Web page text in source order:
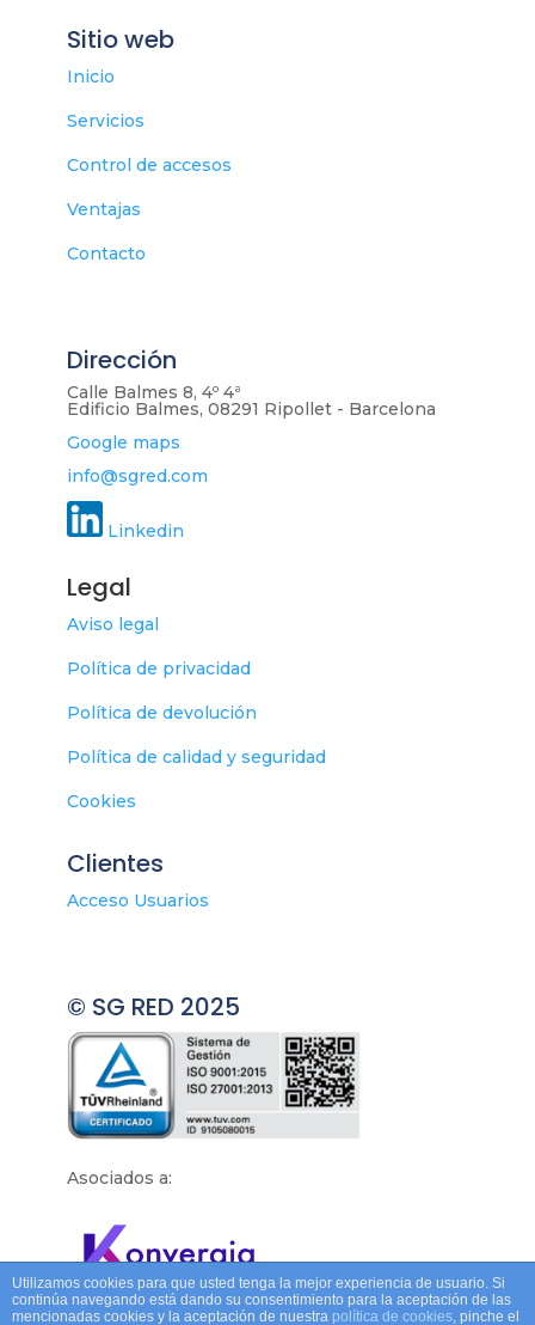
Sitio web
Inicio
Servicios
Control de accesos
Ventajas
Contacto
Dirección
Calle Balmes 8, 4º 4ª
Edificio Balmes, 08291 Ripollet - Barcelona
Google maps
info@sgred.com
Linkedin
Legal
Aviso legal
Política de privacidad
Política de devolución
Política de calidad y seguridad
Cookies
Clientes
Acceso Usuarios
© SG RED 2025
Asociados a:
Utilizamos cookies para que usted tenga la mejor experiencia de usuario. Si
continúa navegando está dando su consentimiento para la aceptación de las
mencionadas cookies y la aceptación de nuestra política de cookies, pinche el